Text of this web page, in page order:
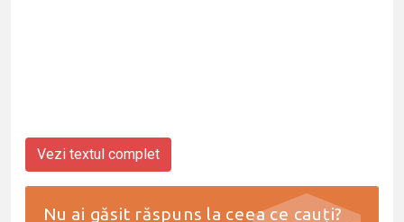
Vezi textul complet
Nu ai găsit răspuns la ceea ce cauți?